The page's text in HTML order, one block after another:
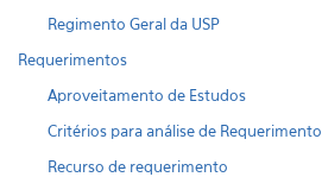
Regimento Geral da USP
Requerimentos
Aproveitamento de Estudos
Critérios para análise de Requerimento
Recurso de requerimento